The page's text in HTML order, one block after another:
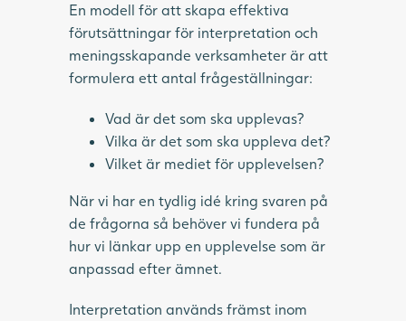
En modell för att skapa effektiva
förutsättningar för interpretation och
meningsskapande verksamheter är att
formulera ett antal frågeställningar:
Vad är det som ska upplevas?
Vilka är det som ska uppleva det?
Vilket är mediet för upplevelsen?
När vi har en tydlig idé kring svaren på
de frågorna så behöver vi fundera på
hur vi länkar upp en upplevelse som är
anpassad efter ämnet.
Interpretation används främst inom